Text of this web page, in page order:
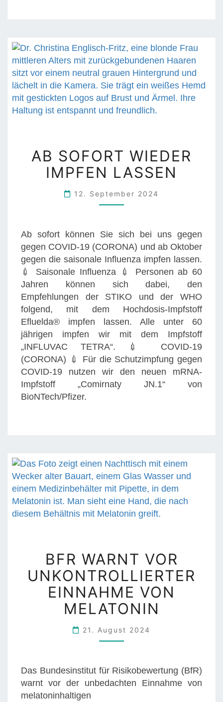
M
I
M
I
T
B
S
O
F
O
T
W
I
E
D
E
I
P
F
E
N
N
AB SOFORT WIEDER
IMPFEN LASSEN
12. September 2024
Ab sofort können Sie sich bei uns gegen
gegen COVID-19 (CORONA) und ab Oktober
gegen die saisonale Influenza impfen lassen.
💉 Saisonale Influenza 💉 Personen ab 60
Jahren können sich dabei, den
Empfehlungen der STIKO und der WHO
folgend, mit dem Hochdosis-Impfstoff
Efluelda® impfen lassen. Alle unter 60
jährigen impfen wir mit dem Impfstoff
„INFLUVAC TETRA“. 💉 COVID-19
(CORONA) 💉 Für die Schutzimpfung gegen
COVID-19 nutzen wir den neuen mRNA-
Impfstoff „Comirnaty JN.1“ von
BioNTech/Pfizer.
F
R
W
A
R
T
R
U
BFR WARNT VOR
UNKONTROLLIERTER
EINNAHME VON
MELATONIN
21. August 2024
Das Bundesinstitut für Risikobewertung (BfR)
warnt vor der unbedachten Einnahme von
melatoninhaltigen